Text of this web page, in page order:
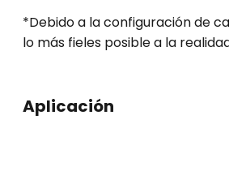
*Debido a la configuración de
lo más fieles posible a la
Aplicación